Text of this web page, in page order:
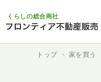
くらしの総合商社
トップ 家を買う